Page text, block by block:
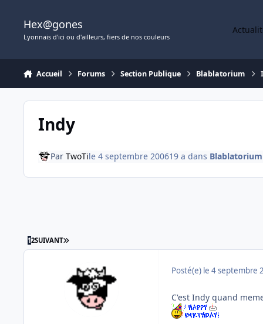
Hex@gones
Lyonnais d'ici ou d'ailleurs, fiers de nos couleurs
Accueil Forums Section Publique Blablatorium
Indy
Par TwoTile 4 septembre 200619 a dans Blablatorium
12SUIVANT DERNIÈRE PAGE
Posté(e) le 4 septembre
C'est Indy quand